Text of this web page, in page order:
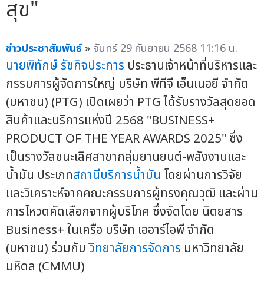
สุข"
ข่าวประชาสัมพันธ์ » จันทร์ 29 กันยายน 2568 11:16 น.
นายพิทักษ์ รัชกิจประการ ประธานเจ้าหน้าที่บริหารและ
กรรมการผู้จัดการใหญ่ บริษัท พีทีจี เอ็นเนอยี จำกัด
(มหาชน) (PTG) เปิดเผยว่า PTG ได้รับรางวัลสุดยอด
สินค้าและบริการแห่งปี 2568 "BUSINESS+
PRODUCT OF THE YEAR AWARDS 2025" ซึ่ง
เป็นรางวัลชนะเลิศสาขากลุ่มยานยนต์-พลังงานและ
น้ำมัน ประเภทสถานีบริการน้ำมัน โดยผ่านการวิจัย
และวิเคราะห์จากคณะกรรมการผู้ทรงคุณวุฒิ และผ่าน
การโหวตคัดเลือกจากผู้บริโภค ซึ่งจัดโดย นิตยสาร
Business+ ในเครือ บริษัท เออาร์ไอพี จำกัด
(มหาชน) ร่วมกับวิทยาลัยการจัดการ มหาวิทยาลัย
มหิดล (CMMU)